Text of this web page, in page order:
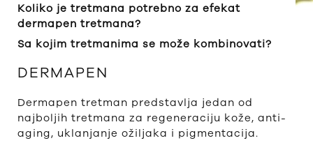
Koliko je tretmana potrebno za efekat
dermapen tretmana?
Sa kojim tretmanima se može kombinovati?
DERMAPEN
Dermapen tretman predstavlja jedan od
najboljih tretmana za regeneraciju kože, anti-
aging, uklanjanje ožiljaka i pigmentacija.